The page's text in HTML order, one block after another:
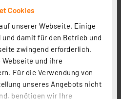
Cookies
unserer Webseite. Einige
damit für den Betrieb und
zwingend erforderlich.
und ihre
Für die Verwendung von
unseres Angebots nicht
benötigen wir Ihre
24,95 €
Statt31,95 € **
inkl. MwSt.
Informationen zu Versandkosten